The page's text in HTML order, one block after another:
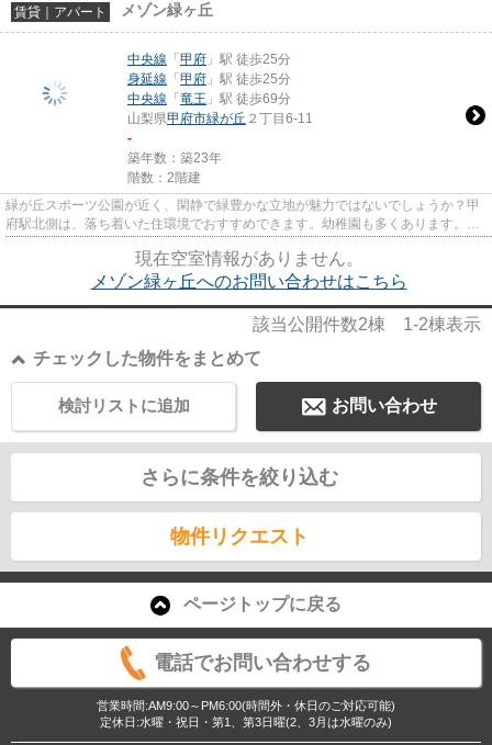
賃貸｜アパート メゾン緑ヶ丘
中央線 「 甲府 」駅 徒歩25分
身延線 「 甲府 」駅 徒歩25分
中央線 「 竜王 」駅 徒歩69分
山梨県甲府市緑が丘 ２丁目6-11
-
築年数：築23年
階数：2階建
緑が丘スポーツ公園が近く、閑静で緑豊かな立地が魅力ではないでしょうか？甲
府駅北側は、落ち着いた住環境でおすすめできます。幼稚園も多くあります。三
現在空室情報がありません。
メゾン緑ヶ丘へのお問い合わせはこちら
該当公開件数2棟 1-2棟表示
チェックした物件をまとめて
お問い合わせ
検討リストに追加
さらに条件を絞り込む
物件リクエスト
ページトップに戻る
電話でお問い合わせする
営業時間:AM9:00～PM6:00(時間外・休日のご対応可能)
定休日:水曜・祝日・第1、第3日曜(2、3月は水曜のみ)